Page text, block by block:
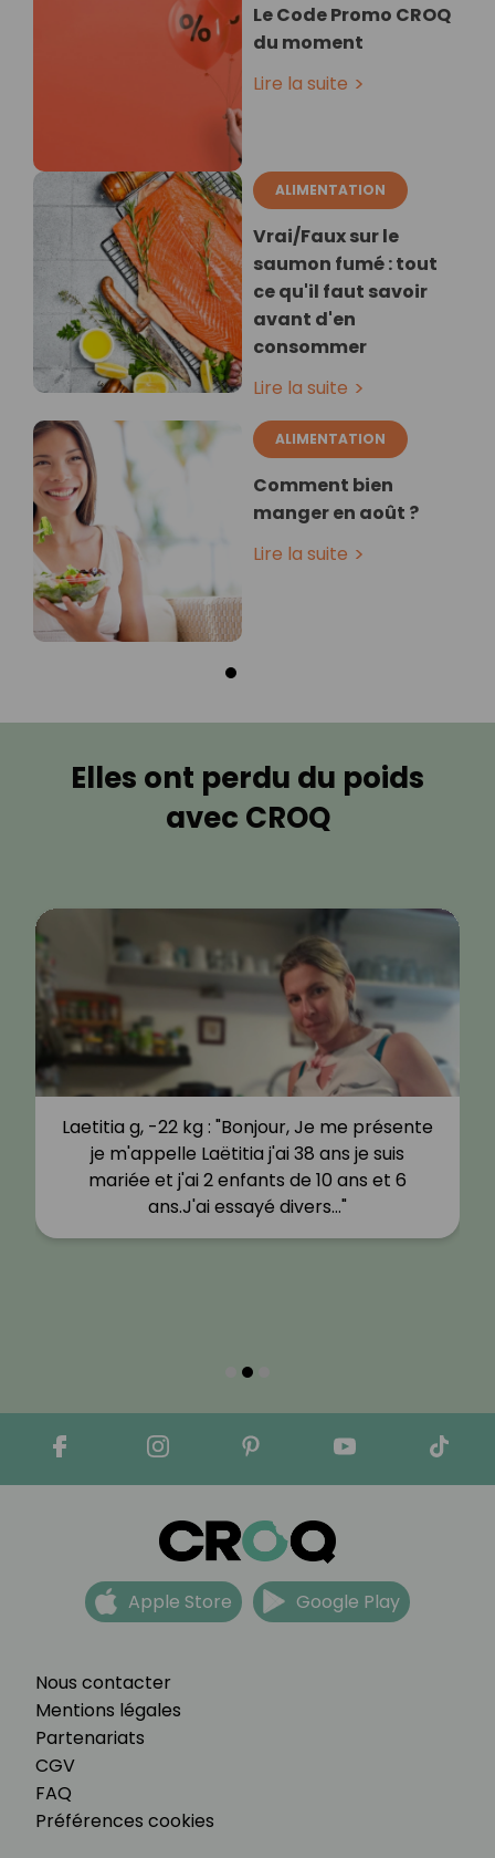
Le Code Promo CROQ
du moment
Lire la suite
ALIMENTATION
Vrai/Faux sur le
saumon fumé : tout
ce qu'il faut savoir
avant d'en
consommer
Lire la suite
ALIMENTATION
Comment bien
manger en août ?
Lire la suite
Elles ont perdu du poids
avec CROQ
Laetitia g, -22 kg : "Bonjour, Je me présente
je m'appelle Laëtitia j'ai 38 ans je suis
mariée et j'ai 2 enfants de 10 ans et 6
ans.J'ai essayé divers…"
Nous contacter
Mentions légales
Partenariats
CGV
FAQ
Préférences cookies
Apple Store Google Play